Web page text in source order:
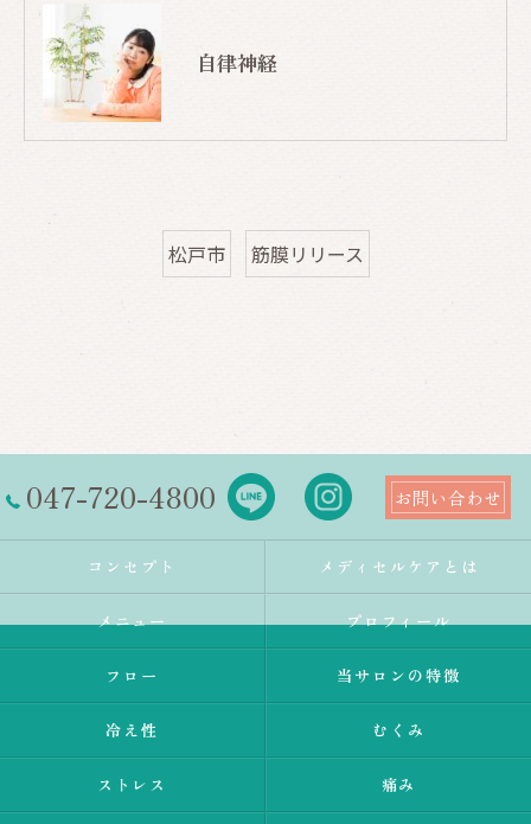
自律神経
松戸市 筋膜リリース
047-720-4800 お問い合わせ
コンセプト メディセルケアとは
メニュー プロフィール
フロー 当サロンの特徴
冷え性 むくみ
ストレス 痛み